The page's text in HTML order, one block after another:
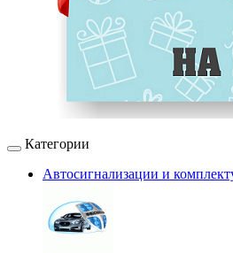
Категории
Автосигнализации и